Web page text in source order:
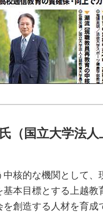
（国立大学法
核的な機関として、
本目標とする上越教
創造する人材を育成